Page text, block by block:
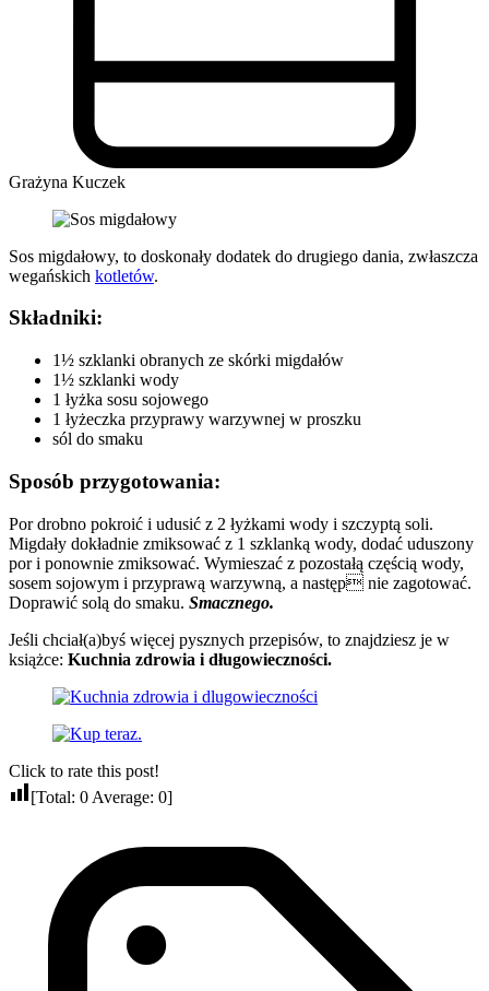
Grażyna Kuczek
Sos migdałowy, to doskonały dodatek do drugiego dania, zwłaszcza
wegańskich kotletów.
Składniki:
1½ szklanki obranych ze skórki migdałów
1½ szklanki wody
1 łyżka sosu sojowego
1 łyżeczka przyprawy warzywnej w proszku
sól do smaku
Sposób przygotowania:
Por drobno pokroić i udusić z 2 łyżkami wody i szczyptą soli.
Migdały dokładnie zmiksować z 1 szklanką wody, dodać uduszony
por i ponownie zmiksować. Wymieszać z pozostałą częścią wody,
sosem sojowym i przyprawą warzywną, a następ nie zagotować.
Doprawić solą do smaku. Smacznego.
Jeśli chciał(a)byś więcej pysznych przepisów, to znajdziesz je w
książce: Kuchnia zdrowia i długowieczności.
Click to rate this post!
[Total: 0 Average: 0]